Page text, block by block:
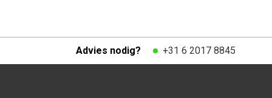
Advies nodig? +31 6 2017 8845